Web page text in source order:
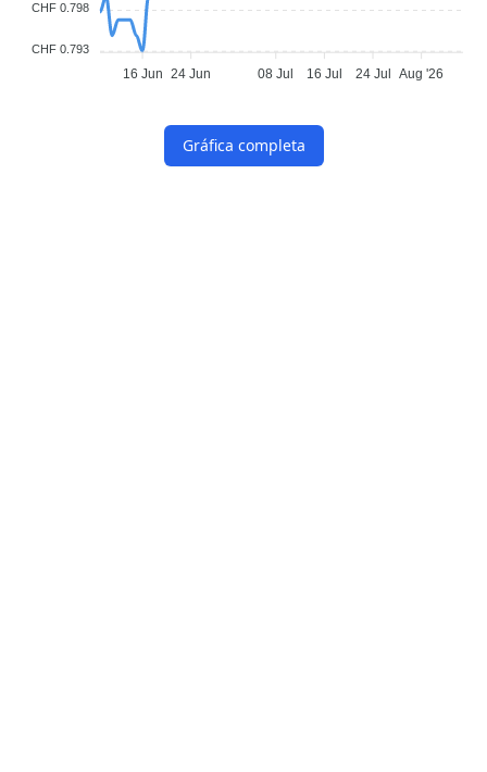
CHF 0.798
CHF 0.793
16 Jun 24 Jun 08 Jul 16 Jul 24 Jul Aug '26
Gráfica completa